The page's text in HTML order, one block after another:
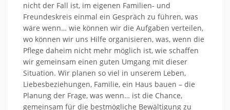
nicht der Fall ist, im eigenen Familien- und
Freundeskreis einmal ein Gespräch zu führen, was
wäre wenn… wie können wir die Aufgaben verteilen,
wo können wir uns Hilfe organisieren, was, wenn die
Pflege daheim nicht mehr möglich ist, wie schaffen
wir gemeinsam einen guten Umgang mit dieser
Situation. Wir planen so viel in unserem Leben,
Liebesbeziehungen, Familie, ein Haus bauen – die
Planung der Frage, was wenn… ist die Chance,
gemeinsam für die bestmögliche Bewältigung zu